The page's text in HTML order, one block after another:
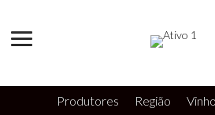
Produtores Região